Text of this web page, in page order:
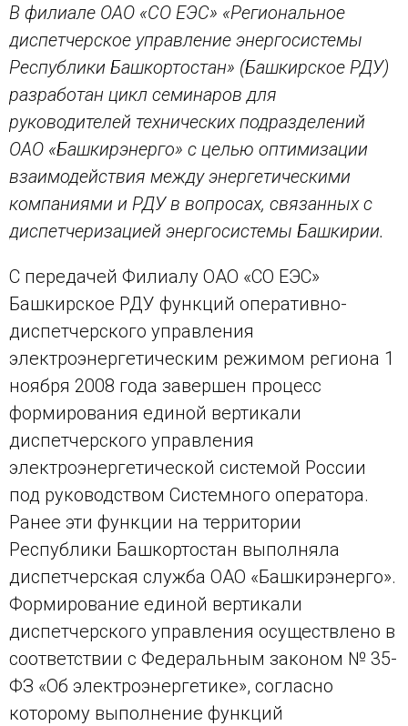
В филиале ОАО «СО ЕЭС» «Региональное
диспетчерское управление энергосистемы
Республики Башкортостан» (Башкирское РДУ)
разработан цикл семинаров для
руководителей технических подразделений
ОАО «Башкирэнерго» с целью оптимизации
взаимодействия между энергетическими
компаниями и РДУ в вопросах, связанных с
диспетчеризацией энергосистемы Башкирии.
С передачей Филиалу ОАО «СО ЕЭС»
Башкирское РДУ функций оперативно-
диспетчерского управления
электроэнергетическим режимом региона 1
ноября 2008 года завершен процесс
формирования единой вертикали
диспетчерского управления
электроэнергетической системой России
под руководством Системного оператора.
Ранее эти функции на территории
Республики Башкортостан выполняла
диспетчерская служба ОАО «Башкирэнерго».
Формирование единой вертикали
диспетчерского управления осуществлено в
соответствии с Федеральным законом № 35-
ФЗ «Об электроэнергетике», согласно
которому выполнение функций